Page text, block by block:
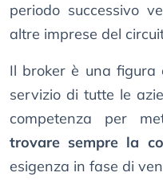
periodo successivo
altre imprese del
Il broker è una figura
servizio di tutte le
competenza per
trovare sempre la
esigenza in fase di